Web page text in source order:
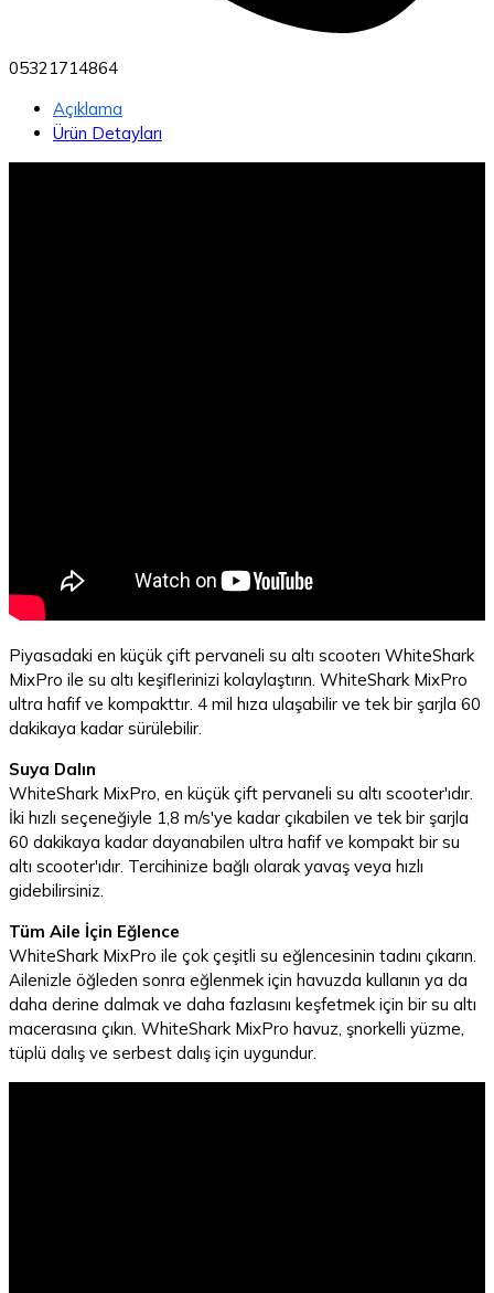
05321714864
Açıklama
Ürün Detayları
Piyasadaki en küçük çift pervaneli su altı scooterı WhiteShark
MixPro ile su altı keşiflerinizi kolaylaştırın. WhiteShark MixPro
ultra hafif ve kompakttır. 4 mil hıza ulaşabilir ve tek bir şarjla 60
dakikaya kadar sürülebilir.
Suya Dalın
WhiteShark MixPro, en küçük çift pervaneli su altı scooter'ıdır.
İki hızlı seçeneğiyle 1,8 m/s'ye kadar çıkabilen ve tek bir şarjla
60 dakikaya kadar dayanabilen ultra hafif ve kompakt bir su
altı scooter'ıdır. Tercihinize bağlı olarak yavaş veya hızlı
gidebilirsiniz.
Tüm Aile İçin Eğlence
WhiteShark MixPro ile çok çeşitli su eğlencesinin tadını çıkarın.
Ailenizle öğleden sonra eğlenmek için havuzda kullanın ya da
daha derine dalmak ve daha fazlasını keşfetmek için bir su altı
macerasına çıkın. WhiteShark MixPro havuz, şnorkelli yüzme,
tüplü dalış ve serbest dalış için uygundur.